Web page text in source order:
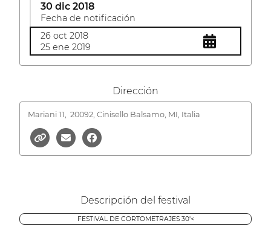
30 dic 2018
Fecha de notificación
26 oct 2018
25 ene 2019
Dirección
Mariani 11, 20092, Cinisello Balsamo, MI, Italia
Descripción del festival
FESTIVAL DE CORTOMETRAJES 30'<